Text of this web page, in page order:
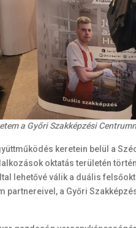
a Győri Szakképzési
keretein belül a
oktatás területén
lehetővé válik a duális
partnereivel, a Győri